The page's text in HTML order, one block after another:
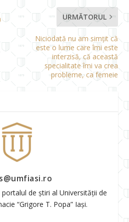
URMĂTORUL
Niciodată nu am simțit că
este o lume care îmi este
interzisă, că această
specialitate îmi va crea
probleme, ca femeie
de știri al Universității de
“Grigore T. Popa” Iași.